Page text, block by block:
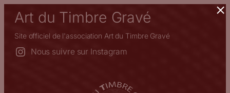
Aller
contenu
Art du Timbre Gravé
Site officiel de l'association Art du Timbre Gravé
Nous suivre sur Instagram
×